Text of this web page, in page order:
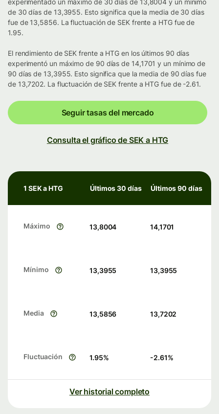
experimentado un máximo de 30 días de 13,8004 y un mínimo
de 30 días de 13,3955. Esto significa que la media de 30 días
fue de 13,5856. La fluctuación de SEK frente a HTG fue de
1.95.
El rendimiento de SEK frente a HTG en los últimos 90 días
experimentó un máximo de 90 días de 14,1701 y un mínimo de
90 días de 13,3955. Esto significa que la media de 90 días fue
de 13,7202. La fluctuación de SEK frente a HTG fue de -2.61.
Seguir tasas del mercado
Consulta el gráfico de SEK a HTG
1 SEK a HTG Últimos 30 días Últimos 90 días
Máximo 13,8004 14,1701
Mínimo 13,3955 13,3955
Media 13,5856 13,7202
Fluctuación 1.95% -2.61%
Ver historial completo